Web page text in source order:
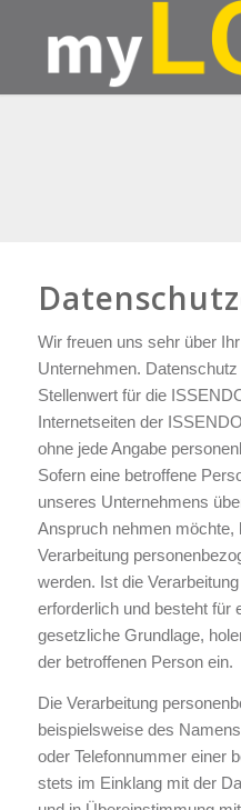
Wir freuen uns sehr über
Unternehmen.
Stellenwert für die
Internetseiten der
ohne jede Angabe
Sofern eine betroffene
unseres Unternehmens
Anspruch nehmen möchte,
Verarbeitung
werden. Ist die
erforderlich und besteht für
gesetzliche Grundlage,
der betroffenen Person ein.
Die Verarbeitung
beispielsweise des
oder Telefonnummer einer
stets im Einklang mit der